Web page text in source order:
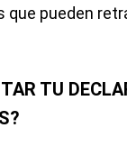
pueden
TU